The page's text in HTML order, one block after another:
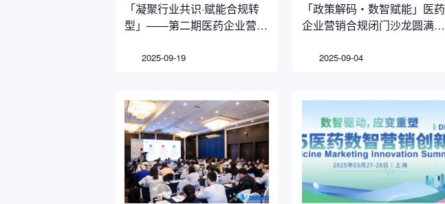
「凝聚行业共识·赋能合规转
型」——第二期医药企业营销
2025-09-19
「政策解码・数智赋能」医药
企业营销合规闭门沙龙圆满落
2025-09-04